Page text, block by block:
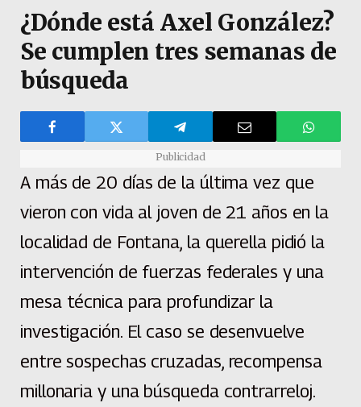
¿Dónde está Axel González?
Se cumplen tres semanas de
búsqueda
Publicidad
A más de 20 días de la última vez que
vieron con vida al joven de 21 años en la
localidad de Fontana, la querella pidió la
intervención de fuerzas federales y una
mesa técnica para profundizar la
investigación. El caso se desenvuelve
entre sospechas cruzadas, recompensa
millonaria y una búsqueda contrarreloj.